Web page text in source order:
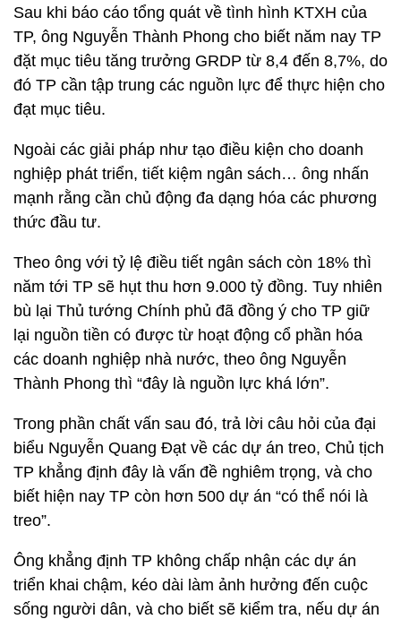
Sau khi báo cáo tổng quát về tình hình KTXH của
TP, ông Nguyễn Thành Phong cho biết năm nay TP
đặt mục tiêu tăng trưởng GRDP từ 8,4 đến 8,7%, do
đó TP cần tập trung các nguồn lực để thực hiện cho
đạt mục tiêu.
Ngoài các giải pháp như tạo điều kiện cho doanh
nghiệp phát triển, tiết kiệm ngân sách… ông nhấn
mạnh rằng cần chủ động đa dạng hóa các phương
thức đầu tư.
Theo ông với tỷ lệ điều tiết ngân sách còn 18% thì
năm tới TP sẽ hụt thu hơn 9.000 tỷ đồng. Tuy nhiên
bù lại Thủ tướng Chính phủ đã đồng ý cho TP giữ
lại nguồn tiền có được từ hoạt động cổ phần hóa
các doanh nghiệp nhà nước, theo ông Nguyễn
Thành Phong thì “đây là nguồn lực khá lớn”.
Trong phần chất vấn sau đó, trả lời câu hỏi của đại
biểu Nguyễn Quang Đạt về các dự án treo, Chủ tịch
TP khẳng định đây là vấn đề nghiêm trọng, và cho
biết hiện nay TP còn hơn 500 dự án “có thể nói là
treo”.
Ông khẳng định TP không chấp nhận các dự án
triển khai chậm, kéo dài làm ảnh hưởng đến cuộc
sống người dân, và cho biết sẽ kiểm tra, nếu dự án